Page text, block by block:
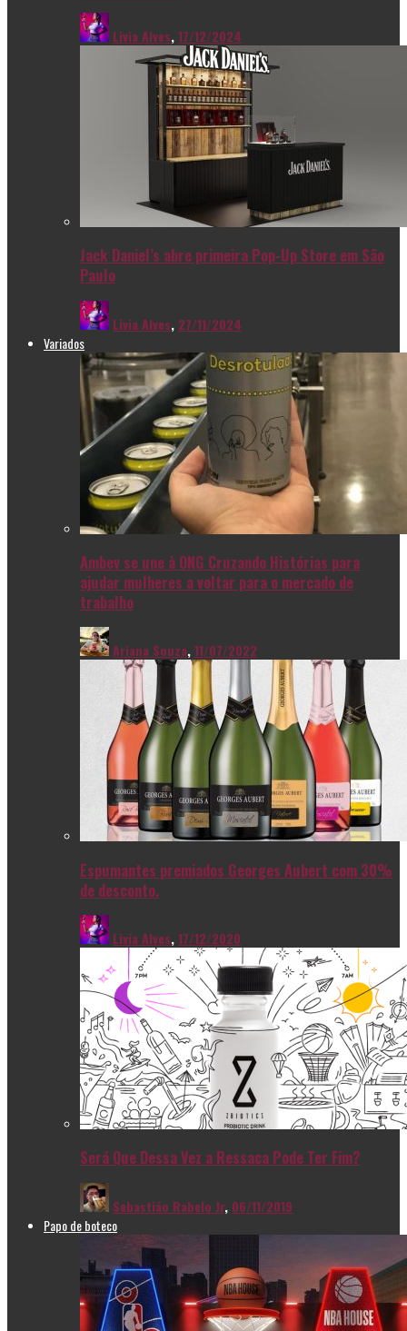
Livia Alves,17/12/2024
Jack Daniel’s abre primeira Pop-Up Store em São
Paulo
Livia Alves, 27/11/2024
Variados
Ambev se une à ONG Cruzando Histórias para
ajudar mulheres a voltar para o mercado de
trabalho
Ariana Souza,11/07/2022
Espumantes premiados Georges Aubert com 30%
de desconto.
Livia Alves,17/12/2020
Será Que Dessa Vez a Ressaca Pode Ter Fim?
Sebastião Rabelo Jr, 06/11/2019
Papo de boteco